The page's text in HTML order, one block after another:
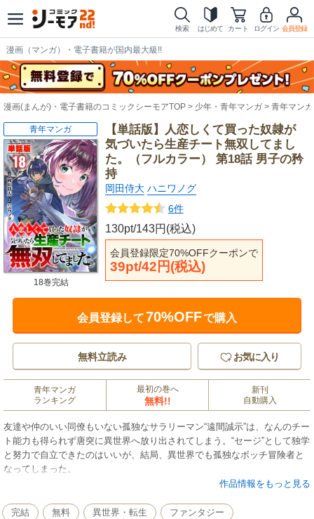
検索 はじめて カート ログイン 会員登録
漫画（マンガ）・電子書籍が国内最大級!!
漫画(まんが)・電子書籍のコミックシーモアTOP 少年・青年マンガ 青年マンガ
【単話版】人恋しくて買った奴隷が
気づいたら生産チート無双してまし
た。（フルカラー） 第18話 男子の矜
持
岡田侍大 ハニワノグ
6件
130pt/143円(税込)
会員登録限定70%OFFクーポンで
39pt/42円(税込)
青年マンガ
18巻完結
会員登録して70%OFFで購入
無料立読み お気に入り
青年マンガ
ランキング
最初の巻へ
無料!!
新刊
自動購入
友達や仲のいい同僚もいない孤独なサラリーマン“遠間誠示”は、なんのチー
ト能力も得られず唐突に異世界へ放り出されてしまう。“セージ”として独学
と努力で自立できたのはいいが、結局、異世界でも孤独なボッチ冒険者と
なってしまった。
そんな中、セージは不意に手にした大金で人恋しさから奴隷“メリス”を購入
生活する中で、誰かのために生きる喜びを知る。
作品情報をもっと見る
完結 無料 異世界・転生 ファンタジー